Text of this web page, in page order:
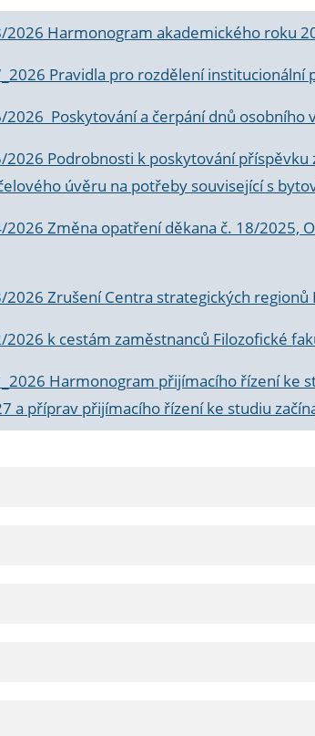
2026 Harmonogram akademického roku
Pravidla pro rozdělení
2026 Poskytování a čerpání dnů
2026 Podrobnosti k poskytování
úvěru na potřeby související s
2026 Změna opatření děkana č. 18/2025,
2026 Zrušení Centra strategických
2026 k cestám zaměstnanců Filozofické
Harmonogram přijímacího řízení ke
a příprav přijímacího řízení ke studiu